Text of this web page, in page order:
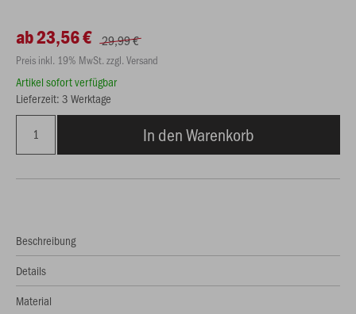
ab 23,56 € 29,99 €
Preis inkl. 19% MwSt. zzgl. Versand
Artikel sofort verfügbar
Lieferzeit: 3 Werktage
In den Warenkorb
Beschreibung
Details
Material